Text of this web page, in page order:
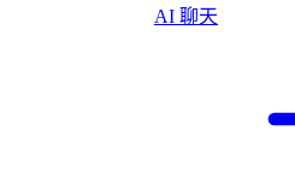
AI 聊天